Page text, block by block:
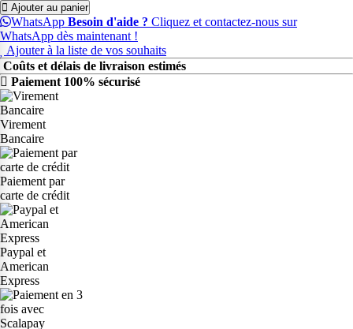
Ajouter au panier
WhatsApp Besoin d'aide ? Cliquez et contactez-nous sur
WhatsApp dès maintenant !
Ajouter à la liste de vos souhaits
Coûts et délais de livraison estimés
Paiement 100% sécurisé
Virement
Bancaire
Paiement par
carte de crédit
Paypal et
American
Express